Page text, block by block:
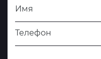
Имя
Телефон